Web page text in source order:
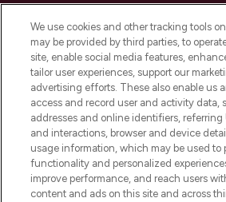
LOOKFANTASTIC ist
Beauty-Onlineshop mit
Produkten aus Haut- und
sowie Make-Up von
renommierten Marken.
oder über die App mit
Lieferung ab einem
Cookie-
Do Not Sell or Share My
Information
We use cookies and other tracking tools
may be provided by third parties, to
site, enable social media features,
tailor user experiences, support our
advertising efforts. These also enable us
access and record user and activity data,
addresses and online identifiers, referring
and interactions, browser and device
usage information, which may be used to
functionality and personalized
improve performance, and reach users
content and ads on this site and across